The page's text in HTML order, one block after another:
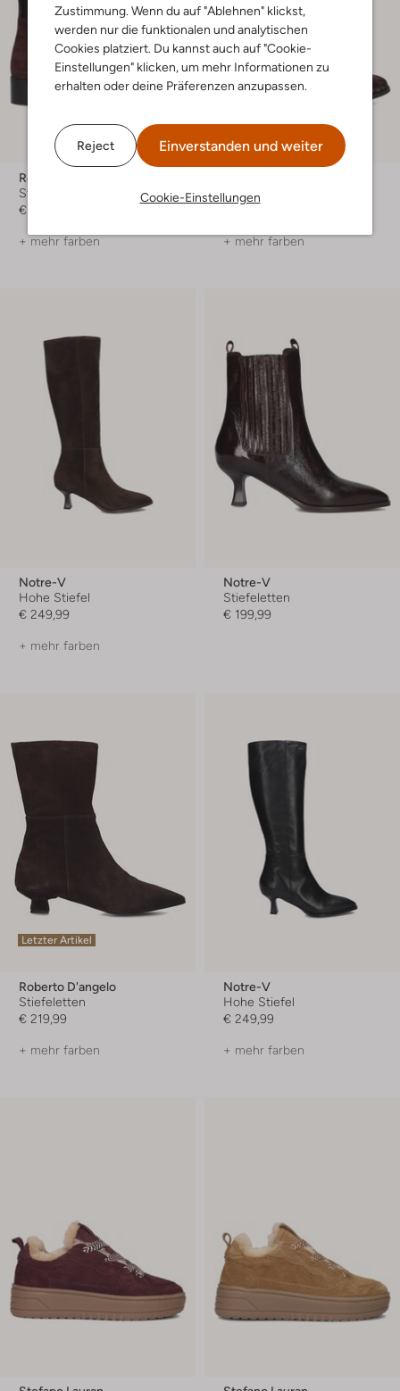
Zustimmung. Wenn du auf "Ablehnen" klickst,
werden nur die funktionalen und analytischen
Cookies platziert. Du kannst auch auf "Cookie-
Einstellungen" klicken, um mehr Informationen zu
erhalten oder deine Präferenzen anzupassen.
Reject Einverstanden und weiter
Cookie-Einstellungen
Roberto D'angelo
Stiefeletten
€ 199,99
+ mehr farben
Stiefeletten
+ mehr farben
Notre-V
Hohe Stiefel
€ 249,99
+ mehr farben
Notre-V
Stiefeletten
€ 199,99
Letzter Artikel
Roberto D'angelo
Stiefeletten
€ 219,99
+ mehr farben
Notre-V
Hohe Stiefel
€ 249,99
+ mehr farben